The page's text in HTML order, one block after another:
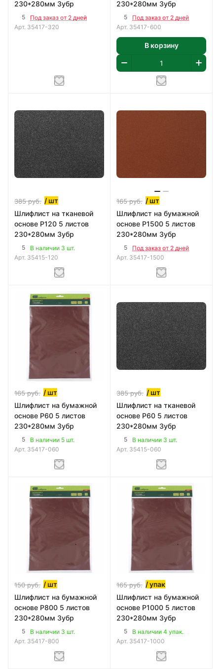
230*280мм Зубр
5
Под заказ от 2 дней
Арт. 35417-320
230*280мм Зубр
5
Под заказ от 2 дней
Арт. 35417-600
В корзину
385руб. / шт
Шлифлист на тканевой
основе Р120 5 листов
230*280мм Зубр
5
В наличии 3 шт.
Арт. 35415-120
165руб. / шт
Шлифлист на бумажной
основе Р1500 5 листов
230*280мм Зубр
5
Под заказ от 2 дней
Арт. 35417-1500
165руб. / шт
Шлифлист на бумажной
основе Р60 5 листов
230*280мм Зубр
5
В наличии 5 шт.
Арт. 35417-060
385руб. / шт
Шлифлист на тканевой
основе Р60 5 листов
230*280мм Зубр
5
В наличии 3 шт.
Арт. 35415-060
150руб. / шт
Шлифлист на бумажной
основе Р800 5 листов
230*280мм Зубр
5
В наличии 3 шт.
Арт. 35417-800
165руб. / упак
Шлифлист на бумажной
основе Р1000 5 листов
230*280мм Зубр
5
В наличии 4 упак.
Арт. 35417-1000